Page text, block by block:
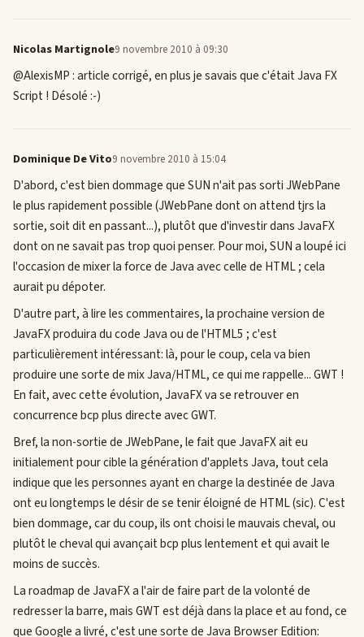
Nicolas Martignole9 novembre 2010 à 09:30
@AlexisMP : article corrigé, en plus je savais que c'était Java FX
Script ! Désolé :-)
Dominique De Vito9 novembre 2010 à 15:04
D'abord, c'est bien dommage que SUN n'ait pas sorti JWebPane
le plus rapidement possible (JWebPane dont on attend tjrs la
sortie, soit dit en passant...), plutôt que d'investir dans JavaFX
dont on ne savait pas trop quoi penser. Pour moi, SUN a loupé ici
l'occasion de mixer la force de Java avec celle de HTML ; cela
aurait pu dépoter.
D'autre part, à lire les commentaires, la prochaine version de
JavaFX produira du code Java ou de l'HTML5 ; c'est
particulièrement intéressant: là, pour le coup, cela va bien
produire une sorte de mix Java/HTML, ce qui me rappelle... GWT !
En fait, avec cette évolution, JavaFX va se retrouver en
concurrence bcp plus directe avec GWT.
Bref, la non-sortie de JWebPane, le fait que JavaFX ait eu
initialement pour cible la génération d'applets Java, tout cela
indique que les personnes ayant en charge la destinée de Java
ont eu longtemps le désir de se tenir éloigné de HTML (sic). C'est
bien dommage, car du coup, ils ont choisi le mauvais cheval, ou
plutôt le cheval qui avançait bcp plus lentement et qui avait le
moins de succès.
La roadmap de JavaFX a l'air de faire part de la volonté de
redresser la barre, mais GWT est déjà dans la place et au fond, ce
que Google a livré, c'est une sorte de Java Browser Edition: